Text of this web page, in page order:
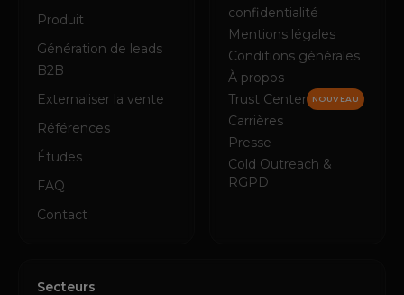
Produit
Génération de leads
B2B
Externaliser la vente
Références
Études
FAQ
Contact
confidentialité
Mentions légales
Conditions générales
À propos
Trust Center
NOUVEAU
Carrières
Presse
Cold Outreach &
RGPD
Secteurs